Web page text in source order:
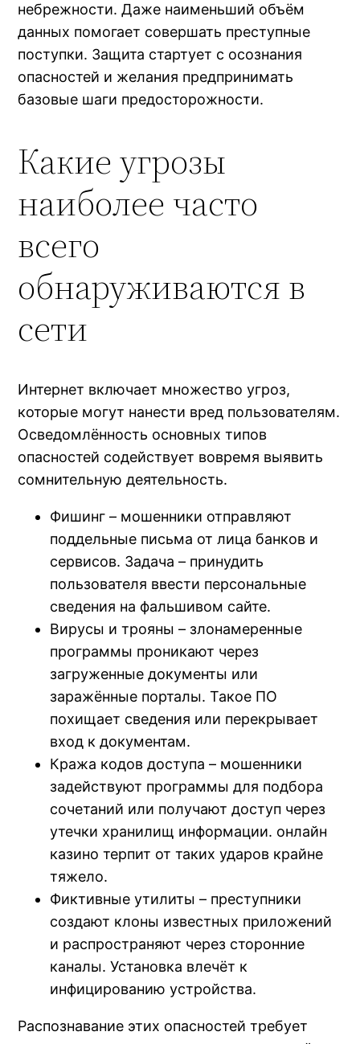
небрежности. Даже наименьший объём
данных помогает совершать преступные
поступки. Защита стартует с осознания
опасностей и желания предпринимать
базовые шаги предосторожности.
Какие угрозы
наиболее часто
всего
обнаруживаются в
сети
Интернет включает множество угроз,
которые могут нанести вред пользователям.
Осведомлённость основных типов
опасностей содействует вовремя выявить
сомнительную деятельность.
Фишинг – мошенники отправляют
поддельные письма от лица банков и
сервисов. Задача – принудить
пользователя ввести персональные
сведения на фальшивом сайте.
Вирусы и трояны – злонамеренные
программы проникают через
загруженные документы или
заражённые порталы. Такое ПО
похищает сведения или перекрывает
вход к документам.
Кража кодов доступа – мошенники
задействуют программы для подбора
сочетаний или получают доступ через
утечки хранилищ информации. онлайн
казино терпит от таких ударов крайне
тяжело.
Фиктивные утилиты – преступники
создают клоны известных приложений
и распространяют через сторонние
каналы. Установка влечёт к
инфицированию устройства.
Распознавание этих опасностей требует